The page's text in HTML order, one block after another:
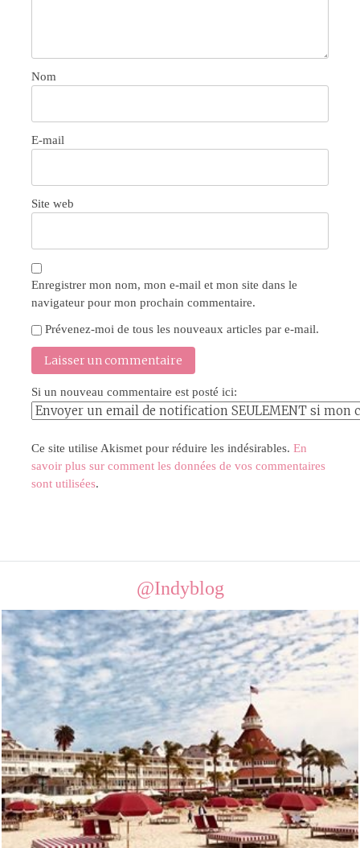
Nom
E-mail
Site web
Enregistrer mon nom, mon e-mail et mon site dans le
navigateur pour mon prochain commentaire.
Prévenez-moi de tous les nouveaux articles par e-mail.
Si un nouveau commentaire est posté ici:
Ce site utilise Akismet pour réduire les indésirables. En
savoir plus sur comment les données de vos commentaires
sont utilisées.
@Indyblog